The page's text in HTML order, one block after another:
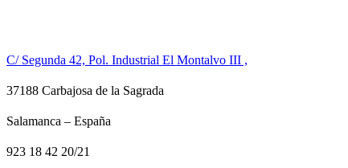
C/ Segunda 42, Pol. Industrial El Montalvo III ,
37188 Carbajosa de la Sagrada
Salamanca – España
923 18 42 20/21